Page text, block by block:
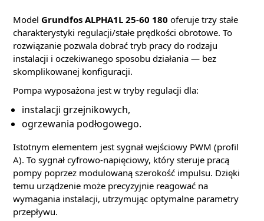
Model Grundfos ALPHA1L 25-60 180 oferuje trzy stałe
charakterystyki regulacji/stałe prędkości obrotowe. To
rozwiązanie pozwala dobrać tryb pracy do rodzaju
instalacji i oczekiwanego sposobu działania — bez
skomplikowanej konfiguracji.
Pompa wyposażona jest w tryby regulacji dla:
instalacji grzejnikowych,
ogrzewania podłogowego.
Istotnym elementem jest sygnał wejściowy PWM (profil
A). To sygnał cyfrowo-napięciowy, który steruje pracą
pompy poprzez modulowaną szerokość impulsu. Dzięki
temu urządzenie może precyzyjnie reagować na
wymagania instalacji, utrzymując optymalne parametry
przepływu.